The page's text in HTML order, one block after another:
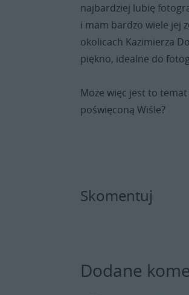
najbardziej lubię
i mam bardzo wiele jej
okolicach Kazimierza
piękno, idealne do
Może więc jest to
poświęconą Wiśle?
Skomentuj
Dodane